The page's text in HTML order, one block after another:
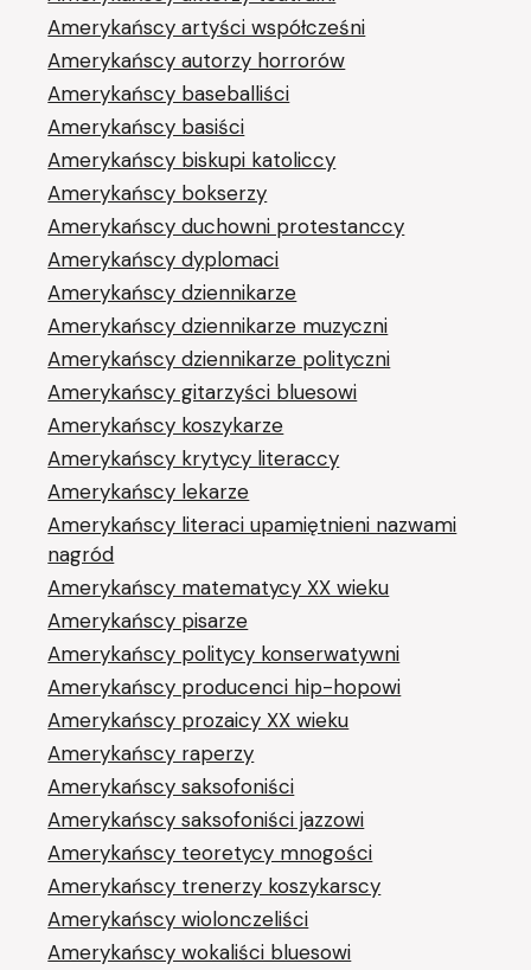
Amerykańscy artyści współcześni
Amerykańscy autorzy horrorów
Amerykańscy baseballiści
Amerykańscy basiści
Amerykańscy biskupi katoliccy
Amerykańscy bokserzy
Amerykańscy duchowni protestanccy
Amerykańscy dyplomaci
Amerykańscy dziennikarze
Amerykańscy dziennikarze muzyczni
Amerykańscy dziennikarze polityczni
Amerykańscy gitarzyści bluesowi
Amerykańscy koszykarze
Amerykańscy krytycy literaccy
Amerykańscy lekarze
Amerykańscy literaci upamiętnieni nazwami
nagród
Amerykańscy matematycy XX wieku
Amerykańscy pisarze
Amerykańscy politycy konserwatywni
Amerykańscy producenci hip-hopowi
Amerykańscy prozaicy XX wieku
Amerykańscy raperzy
Amerykańscy saksofoniści
Amerykańscy saksofoniści jazzowi
Amerykańscy teoretycy mnogości
Amerykańscy trenerzy koszykarscy
Amerykańscy wiolonczeliści
Amerykańscy wokaliści bluesowi